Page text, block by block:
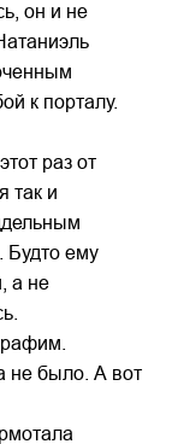
он и не
к порталу.
раз от
так и
Будто ему
а не
не было. А вот